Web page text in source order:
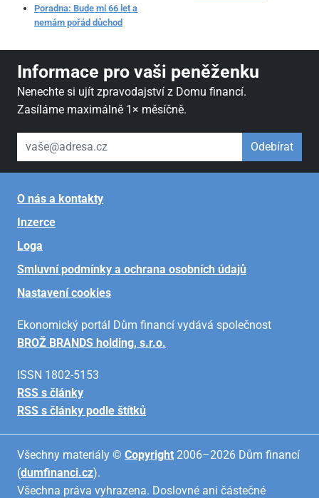
Poradna: Bude mi 66 let a
nemám pořád důchod
Informace pro vaši peněženku
Nenechte si ujít zpravodajství z Domu financí.
Zasíláme maximálně 1× měsíčně.
váš email Odebírat
O nás a kontakty
Inzerce
Loga
Smluvní podmínky a ochrana osobních údajů
Nastavení cookies
Ekonomický portál Dům financí vydává společnost
BROŽ BRANDS holding, s.r.o.
ISSN 1802-5153
RSS s články
RSS s články podle štítků
Všechny materiály © Copyright 2006–2026 Dům financí
(dumfinanci.cz).
Všechna práva vyhrazena. Doslovné ani částečné